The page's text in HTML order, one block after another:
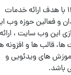
پرشین اسکریپت در سال ۱۳۸۶ با هدف ارائه خدمات
و فعالین حوزه وب
این وب سایت ، ارائه
قالب ها و افزونه
های ویدئویی و
باشد.